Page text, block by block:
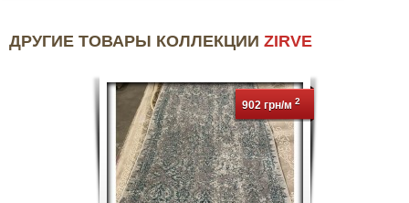
ДРУГИЕ ТОВАРЫ КОЛЛЕКЦИИ ZIRVE
902 грн/м 2